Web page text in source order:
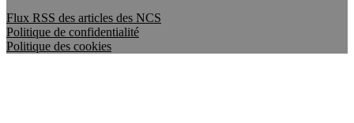
Flux RSS des articles des NCS
Politique de confidentialité
Politique des cookies